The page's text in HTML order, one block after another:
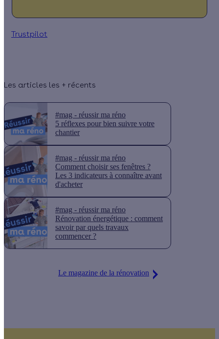
Trustpilot
Les articles les + récents
#mag - réussir ma réno
5 réflexes pour bien suivre votre
chantier
#mag - réussir ma réno
Comment choisir ses fenêtres ?
Les 3 indicateurs à connaître avant
d'acheter
#mag - réussir ma réno
Rénovation énergétique : comment
savoir par quels travaux
commencer ?
Le magazine de la rénovation